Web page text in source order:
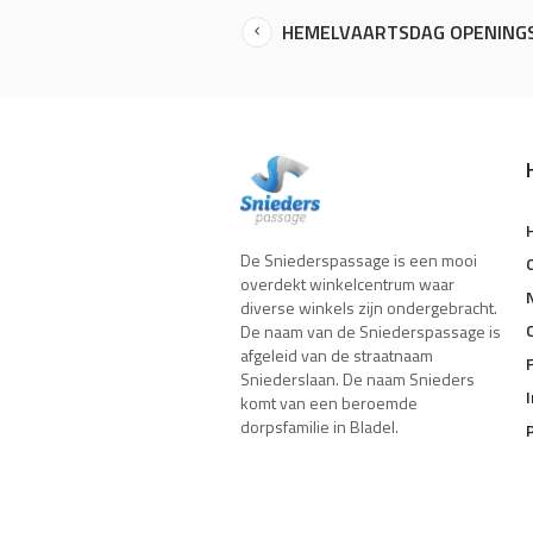
HEMELVAARTSDAG
De Sniederspassage is een mooi
overdekt winkelcentrum waar
diverse winkels zijn ondergebracht.
De naam van de Sniederspassage is
afgeleid van de straatnaam
Sniederslaan. De naam Snieders
komt van een beroemde
dorpsfamilie in Bladel.